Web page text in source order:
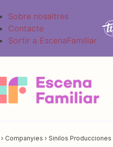
Sobre nosaltres
Contacte
Sortir a EscenaFamiliar
› Companyies › Sinilos Producciones